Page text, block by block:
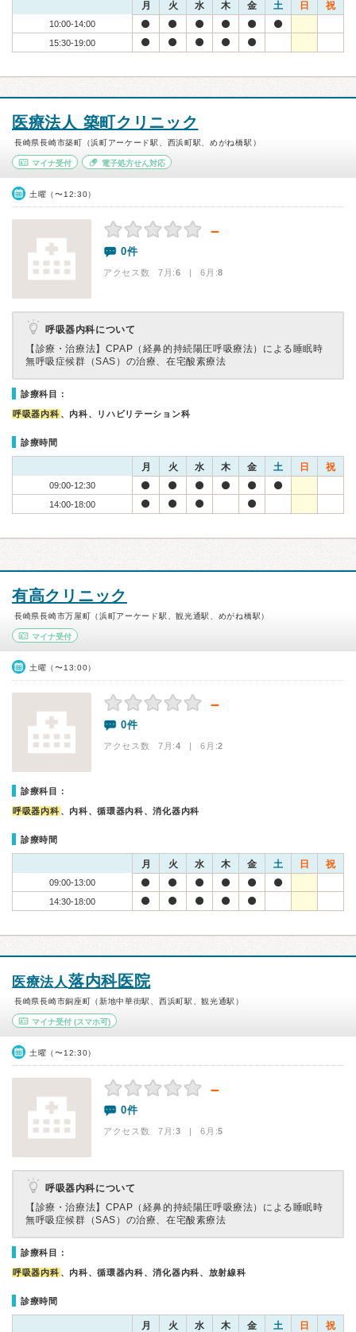
月 火 水 木 金 土 日 祝
10:00-14:00
15:30-19:00
医療法人 築町クリニック
長崎県長崎市築町（浜町アーケード駅、西浜町駅、めがね橋駅）
マイナ受付 電子処方せん対応
土曜（〜12:30）
－
0件
アクセス数 7月:6 | 6月:8
呼吸器内科について
【診療・治療法】 CPAP（経鼻的持続陽圧呼吸療法）による睡眠時
無呼吸症候群（SAS）の治療、在宅酸素療法
診療科目：
呼吸器内科 、内科、リハビリテーション科
診療時間
月 火 水 木 金 土 日 祝
09:00-12:30
14:00-18:00
有高クリニック
長崎県長崎市万屋町（浜町アーケード駅、観光通駅、めがね橋駅）
マイナ受付
土曜（〜13:00）
－
0件
アクセス数 7月:4 | 6月:2
診療科目：
呼吸器内科 、内科、循環器内科、消化器内科
診療時間
月 火 水 木 金 土 日 祝
09:00-13:00
14:30-18:00
医療法人落内科医院
長崎県長崎市銅座町（新地中華街駅、西浜町駅、観光通駅）
マイナ受付 (スマホ可)
土曜（〜12:30）
－
0件
アクセス数 7月:3 | 6月:5
呼吸器内科について
【診療・治療法】 CPAP（経鼻的持続陽圧呼吸療法）による睡眠時
無呼吸症候群（SAS）の治療、在宅酸素療法
診療科目：
呼吸器内科 、内科、循環器内科、消化器内科、放射線科
診療時間
月 火 水 木 金 土 日 祝